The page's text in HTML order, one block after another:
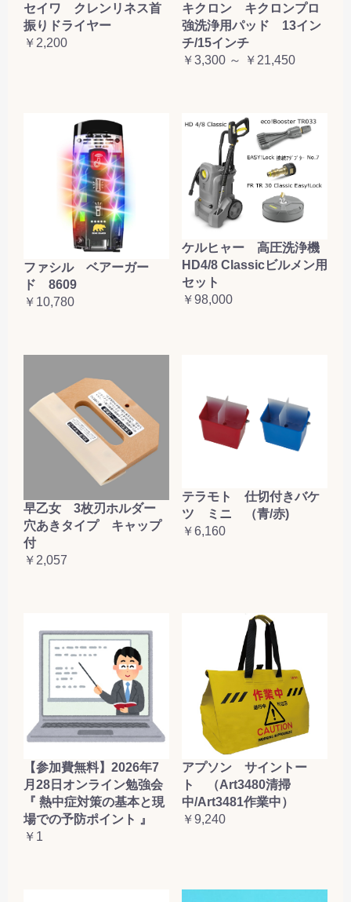
セイワ クレンリネス首
振りドライヤー
￥2,200
キクロン キクロンプロ
強洗浄用パッド 13イン
チ/15インチ
￥3,300 ～ ￥21,450
ファシル ベアーガー
ド 8609
￥10,780
ケルヒャー 高圧洗浄機
HD4/8 Classicビルメン用
セット
￥98,000
早乙女 3枚刃ホルダー
穴あきタイプ キャップ
付
￥2,057
テラモト 仕切付きバケ
ツ ミニ （青/赤)
￥6,160
【参加費無料】2026年7
月28日オンライン勉強会
『 熱中症対策の基本と現
場での予防ポイント 』
￥1
アプソン サイントー
ト （Art3480清掃
中/Art3481作業中）
￥9,240